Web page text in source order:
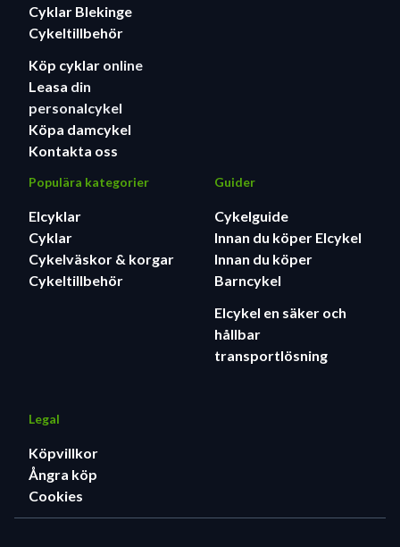
% mer effekt (320 watt) än sin föregångare. Tack vare sin
oöverträffade effektivitet finns det inget som slår
sömlöst 320Wh batteripaket säkerställer Levo SL
övernaturlig förstärkning i upp till 5 timmar i Eco Mode.
Förläng din åktur med vår 160Wh Range Extender (säljs
separat), som passar perfekt i din flaskhållare för en extra
räckvidd på 50 %. .
ALLT ÄR ANSLUTET: MasterMind TCU, vår avancerade
Specialized-appen. Justera effektnivåerna med MicroTune.
Over-the-air-uppdateringar säkerställer att din cykel blir
bättre med tiden. Levo SL integreras helt med Specialized-
appen och erbjuder personliga motorinställningar och
avancerade säkerhetsfunktioner som Smart Control och
GENIE | FOX FLOAT Performance Elite Shock -
FOX FLOAT 36 Rhythm - En prisvärd framgaffel
SRAM Maven Bronze - Kraftfulla bromsar med
Centerline-skivor med utmärkt värmeavledning
SRAM Drivlina - SRAM Eagle kassett och
växelförare med brett sortiment
Cyklar Blekinge
Cykeltillbehör
Köp cyklar online
Leasa din
personalcykel
Köpa damcykel
Kontakta oss
Populära kategorier
Elcyklar
Cyklar
Cykelväskor & korgar
Cykeltillbehör
Guider
Cykelguide
Innan du köper Elcykel
Innan du köper
Barncykel
Elcykel en säker och
hållbar
transportlösning
Legal
Köpvillkor
Ångra köp
Cookies